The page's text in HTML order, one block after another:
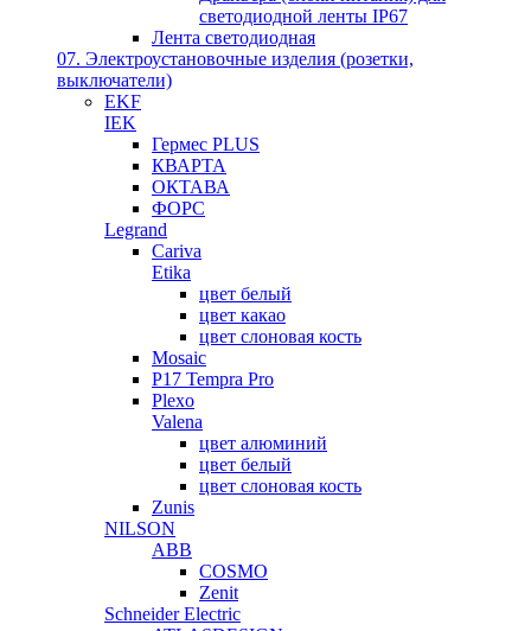
светодиодной ленты IP67
Лента светодиодная
07. Электроустановочные изделия (розетки,
выключатели)
EKF
IEK
Гермес PLUS
КВАРТА
ОКТАВА
ФОРС
Legrand
Cariva
Etika
цвет белый
цвет какао
цвет слоновая кость
Mosaic
P17 Tempra Pro
Plexo
Valena
цвет алюминий
цвет белый
цвет слоновая кость
Zunis
NILSON
ABB
COSMO
Zenit
Schneider Electric